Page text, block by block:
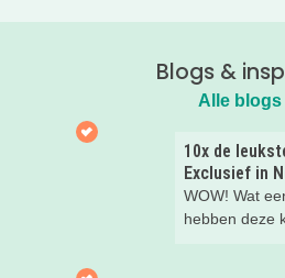
Blogs &
Alle blogs
10x de
Exclusief in
WOW! Wat
hebben deze